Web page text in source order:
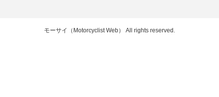
モーサイ（Motorcyclist Web） All rights reserved.